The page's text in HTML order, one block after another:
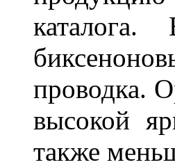
проводка.
высокой
также